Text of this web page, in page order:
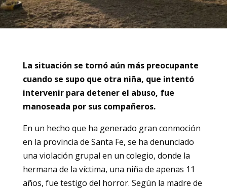
La situación se tornó aún más preocupante
cuando se supo que otra niña, que intentó
intervenir para detener el abuso, fue
manoseada por sus compañeros.
En un hecho que ha generado gran conmoción
en la provincia de Santa Fe, se ha denunciado
una violación grupal en un colegio, donde la
hermana de la víctima, una niña de apenas 11
años, fue testigo del horror. Según la madre de